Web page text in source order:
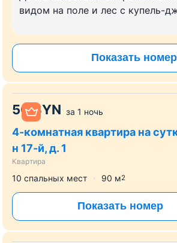
видом на поле и лес с купель-
Показать номер
50 BYN за 1 ночь
4-комнатная квартира на
н 17-й, д. 1
Квартира
10 спальных мест 90 м2
Показать номер